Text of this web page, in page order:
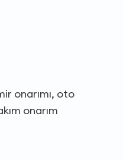
onarımı, oto
onarım